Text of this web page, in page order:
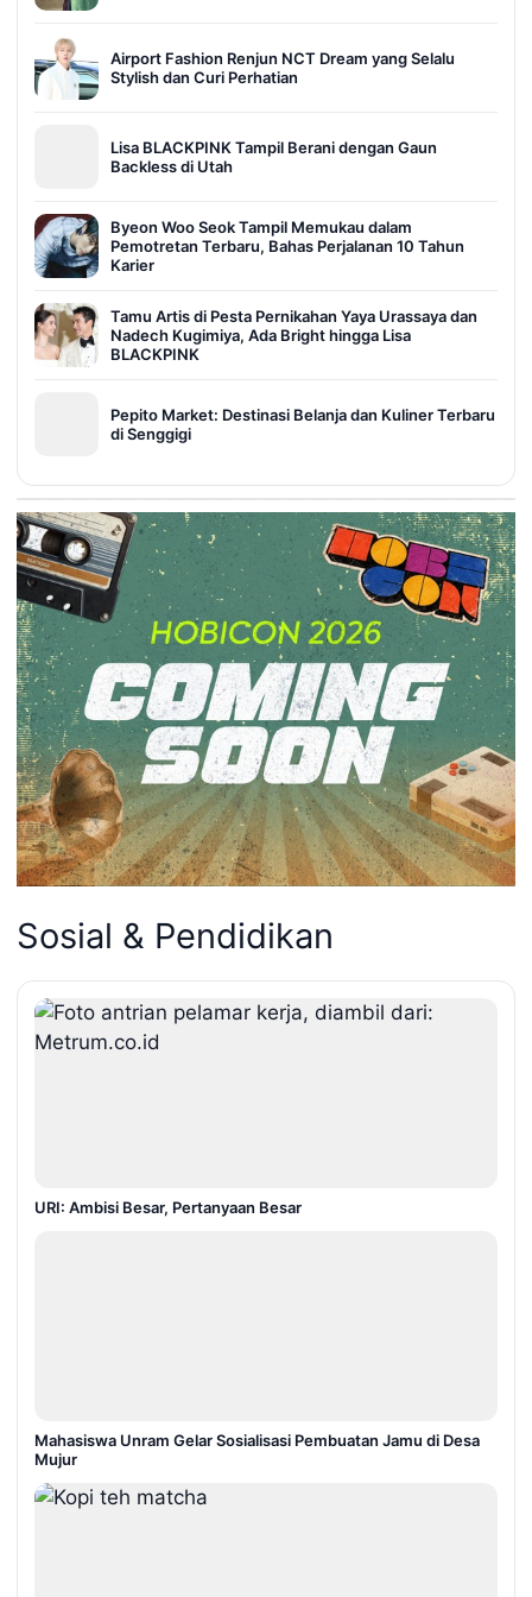
Airport Fashion Renjun NCT Dream yang Selalu
Stylish dan Curi Perhatian
Lisa BLACKPINK Tampil Berani dengan Gaun
Backless di Utah
Byeon Woo Seok Tampil Memukau dalam
Pemotretan Terbaru, Bahas Perjalanan 10 Tahun
Karier
Tamu Artis di Pesta Pernikahan Yaya Urassaya dan
Nadech Kugimiya, Ada Bright hingga Lisa
BLACKPINK
Pepito Market: Destinasi Belanja dan Kuliner Terbaru
di Senggigi
Sosial & Pendidikan
URI: Ambisi Besar, Pertanyaan Besar
Mahasiswa Unram Gelar Sosialisasi Pembuatan Jamu di Desa
Mujur